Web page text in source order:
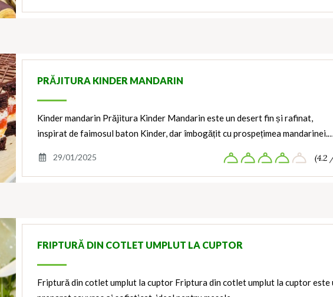
PRĂJITURA KINDER MANDARIN
Kinder mandarin Prăjitura Kinder Mandarin este un desert fin și rafinat,
inspirat de faimosul baton Kinder, dar îmbogățit cu prospețimea
29/01/2025 (4.2
FRIPTURĂ DIN COTLET UMPLUT LA CUPTOR
Friptură din cotlet umplut la cuptor Friptura din cotlet umplut la cuptor este